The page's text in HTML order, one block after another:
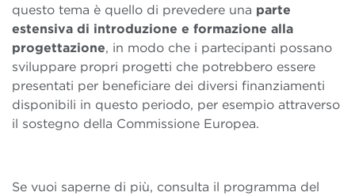
questo tema è quello di prevedere una parte
estensiva di introduzione e formazione alla
progettazione, in modo che i partecipanti possano
sviluppare propri progetti che potrebbero essere
presentati per beneficiare dei diversi finanziamenti
disponibili in questo periodo, per esempio attraverso
il sostegno della Commissione Europea.
Se vuoi saperne di più, consulta il programma del